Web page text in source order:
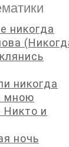
никогда
никогда
мною
Никто и
ночь